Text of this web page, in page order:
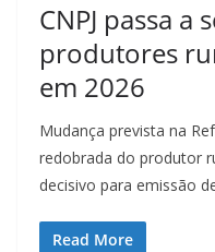
CNPJ passa
produtores
em 2026
Mudança prevista na
redobrada do produtor
decisivo para emissão
Read More